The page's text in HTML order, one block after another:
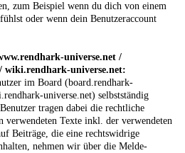
zum Beispiel wenn du dich von einem
oder wenn dein Benutzeraccount
universe.net /
wiki.rendhark-universe.net:
im Board (board.rendhark-
universe.net) selbstständig
tragen dabei die rechtliche
Texte inkl. der verwendeten
Beiträge, die eine rechtswidrige
nehmen wir über die Melde-